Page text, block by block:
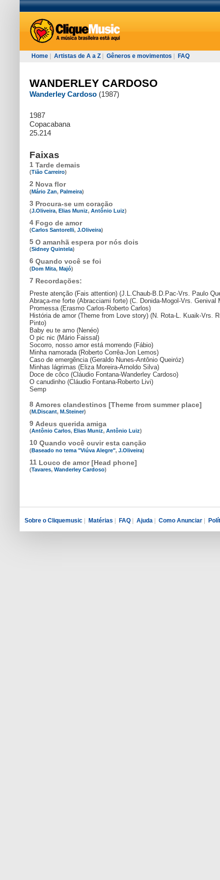
Home Artistas de A a Z Gêneros e movimentos FAQ
WANDERLEY CARDOSO
Wanderley Cardoso (1987)
1987
Copacabana
25.214
Faixas
1 Tarde demais
(Tião Carreiro)
2 Nova flor
(Mário Zan, Palmeira)
3 Procura-se um coração
(J.Oliveira, Elias Muniz, Antônio Luiz)
4 Fogo de amor
(Carlos Santorelli, J.Oliveira)
5 O amanhã espera por nós dois
(Sidney Quintela)
6 Quando você se foi
(Dom Mita, Majó)
7 Recordações:
Preste atenção (Fais attention) (J.L.Chaub-B.D.Pac-Vrs. Paulo
Abraça-me forte (Abracciami forte) (C. Donida-Mogol-Vrs. Genival
Promessa (Erasmo Carlos-Roberto Carlos)
História de amor (Theme from Love story) (N. Rota-L. Kuaik-Vrs.
Pinto)
Baby eu te amo (Nenéo)
O pic nic (Mário Faissal)
Socorro, nosso amor está morrendo (Fábio)
Minha namorada (Roberto Corrêa-Jon Lemos)
Caso de emergência (Geraldo Nunes-Antônio Queiróz)
Minhas lágrimas (Eliza Moreira-Arnoldo Silva)
Doce de côco (Cláudio Fontana-Wanderley Cardoso)
O canudinho (Cláudio Fontana-Roberto Livi)
Semp
8 Amores clandestinos [Theme from summer place]
(M.Discant, M.Steiner)
9 Adeus querida amiga
(Antônio Carlos, Elias Muniz, Antônio Luiz)
10 Quando você ouvir esta canção
(Baseado no tema "Viúva Alegre", J.Oliveira)
11 Louco de amor [Head phone]
(Tavares, Wanderley Cardoso)
Sobre o Cliquemusic Matérias FAQ Ajuda Como Anunciar